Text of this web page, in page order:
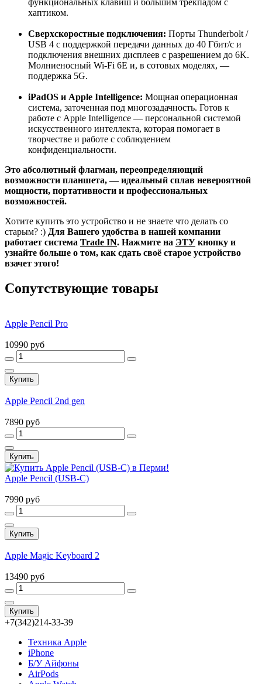
функциональных клавиш и большим трекпадом с
хаптиком.
Сверхскоростные подключения: Порты Thunderbolt /
USB 4 с поддержкой передачи данных до 40 Гбит/с и
подключения внешних дисплеев с разрешением до 6K.
Молниеносный Wi-Fi 6E и, в сотовых моделях, —
поддержка 5G.
iPadOS и Apple Intelligence: Мощная операционная
система, заточенная под многозадачность. Готов к
работе с Apple Intelligence — персональной системой
искусственного интеллекта, которая помогает в
творчестве и работе с соблюдением
конфиденциальности.
Это абсолютный флагман, переопределяющий
возможности планшета, — идеальный сплав невероятной
мощности, портативности и профессиональных
возможностей.
Хотите купить это устройство и не знаете что делать со
старым? :) Для Вашего удобства в нашей компании
работает система Trade IN. Нажмите на ЭТУ кнопку и
узнайте больше о том, как сдать своё старое устройство
взачет этого!
Сопутствующие товары
Apple Pencil Pro
10990 руб
Купить
Apple Pencil 2nd gen
7890 руб
Купить
Apple Pencil (USB-C)
7990 руб
Купить
Apple Magic Keyboard 2
13490 руб
Купить
+7(342)214-33-39
Техника Apple
iPhone
Б/У Айфоны
AirPods